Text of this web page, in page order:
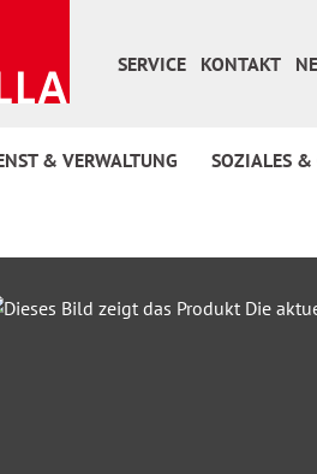
SERVICE
KONTAKT
& VERWALTUNG SOZIALES &